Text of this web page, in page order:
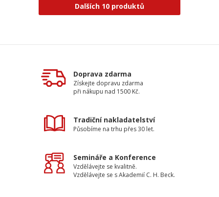
Dalších 10 produktů
Doprava zdarma
Získejte dopravu zdarma
při nákupu nad 1500 Kč.
Tradiční nakladatelství
Působíme na trhu přes 30 let.
Semináře a Konference
Vzdělávejte se kvalitně.
Vzdělávejte se s Akademií C. H. Beck.